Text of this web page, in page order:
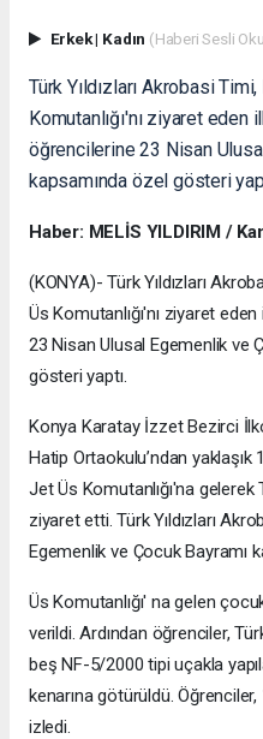
Erkek| Kadın (Haberi Sesli
Türk Yıldızları Akrobasi
Komutanlığı'nı ziyaret eden
öğrencilerine 23 Nisan
kapsamında özel gösteri
Haber: MELİS YILDIRIM /
(KONYA)- Türk Yıldızları
Üs Komutanlığı'nı ziyaret
23 Nisan Ulusal Egemenlik ve
gösteri yaptı.
Konya Karatay İzzet Bezirci
Hatip Ortaokulu’ndan
Jet Üs Komutanlığı'na gelerek
ziyaret etti. Türk Yıldızları
Egemenlik ve Çocuk Bayramı
Üs Komutanlığı' na gelen
verildi. Ardından öğrenciler,
beş NF-5/2000 tipi uçakla
kenarına götürüldü.
izledi.